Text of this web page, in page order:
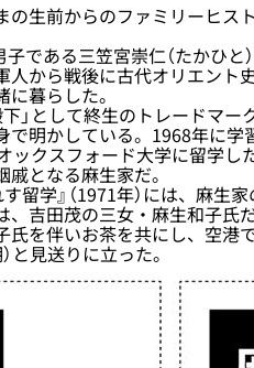
生前からのファミリーヒス
である三笠宮崇仁（たかひと
から戦後に古代オリエント
暮らした。
」として終生のトレードマー
明かしている。1968年に学
クスフォード大学に留学した
となる麻生家だ。
学』（1971年）には、麻生家
吉田茂の三女・麻生和子氏
を伴いお茶を共にし、空港
と見送りに立った。